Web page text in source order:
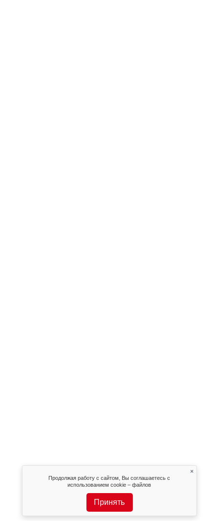
Продолжая работу с сайтом, Вы соглашаетесь с
использованием cookie – файлов
Принять
×